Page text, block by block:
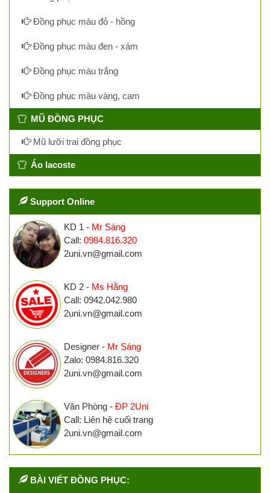
Đồng phục màu đỏ - hồng
Đồng phục màu đen - xám
Đồng phục màu trắng
Đồng phục màu vàng, cam
MŨ ĐỒNG PHỤC
Mũ lưỡi trai đồng phục
Áo lacoste
Support Online
KD 1 - Mr Sáng
Call: 0984.816.320
2uni.vn@gmail.com
KD 2 - Ms Hằng
Call: 0942.042.980
2uni.vn@gmail.com
Designer - Mr Sáng
Zalo: 0984.816.320
2uni.vn@gmail.com
Văn Phòng - ĐP 2Uni
Call: Liên hệ cuối trang
2uni.vn@gmail.com
BÀI VIẾT ĐỒNG PHỤC: